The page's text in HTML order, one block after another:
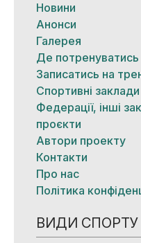
Новини
Анонси
Галерея
Де потренуватись
Записатись на
Спортивні заклади
Федерації, інші
проєкти
Автори проекту
Контакти
Про нас
Політика
ВИДИ СПОРТУ